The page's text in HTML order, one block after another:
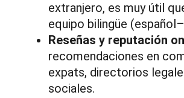
extranjero, es muy útil
equipo bilingüe
Reseñas y reputación
recomendaciones en
expats, directorios
sociales.